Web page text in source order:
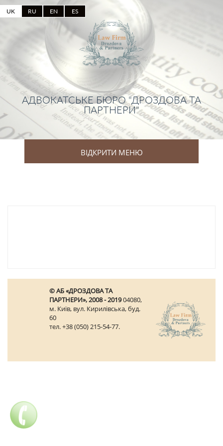
UK RU EN ES
АДВОКАТСЬКЕ БЮРО "ДРОЗДОВА ТА
ПАРТНЕРИ"
ВІДКРИТИ МЕНЮ
© АБ «ДРОЗДОВА ТА
ПАРТНЕРИ», 2008 - 201904080,
м. Київ, вул. Кирилівська, буд.
60
тел. +38 (050) 215-54-77.